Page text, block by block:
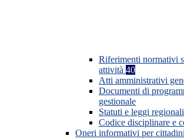
Riferimenti normativi
attività 40
Atti amministrativi
Documenti di
gestionale
Statuti e leggi regionali
Codice disciplinare e
Oneri informativi per